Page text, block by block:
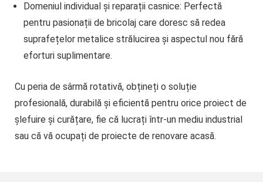
Domeniul individual și reparații casnice: Perfectă
pentru pasionații de bricolaj care doresc să redea
suprafețelor metalice strălucirea și aspectul nou fără
eforturi suplimentare.
Cu peria de sârmă rotativă, obțineți o soluție
profesională, durabilă și eficientăpentru orice proiect de
șlefuire și curățare, fie că lucrați într-un mediu industrial
sau că vă ocupați de proiecte de renovare acasă.